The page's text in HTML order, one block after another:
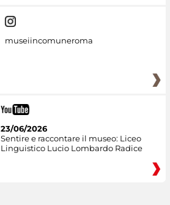
museiincomuneroma
23/06/2026
Sentire e raccontare il museo: Liceo
Linguistico Lucio Lombardo Radice